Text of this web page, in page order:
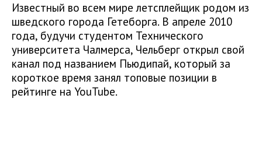
Известный во всем мире летсплейщик родом из
шведского города Гетеборга. В апреле 2010
года, будучи студентом Технического
университета Чалмерса, Чельберг открыл свой
канал под названием Пьюдипай, который за
короткое время занял топовые позиции в
рейтинге на YouTube.